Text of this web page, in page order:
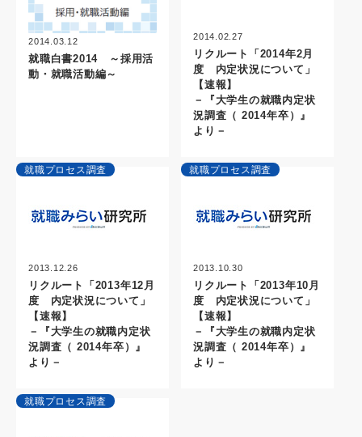
2014.03.12
就職白書2014 ～採用活
動・就職活動編～
2014.02.27
リクルート「2014年2月
度 内定状況について」
【速報】
－『大学生の就職内定状
況調査（ 2014年卒）』
より－
就職プロセス調査
2013.12.26
リクルート「2013年12月
度 内定状況について」
【速報】
－『大学生の就職内定状
況調査（ 2014年卒）』
より－
就職プロセス調査
2013.10.30
リクルート「2013年10月
度 内定状況について」
【速報】
－『大学生の就職内定状
況調査（ 2014年卒）』
より－
就職プロセス調査